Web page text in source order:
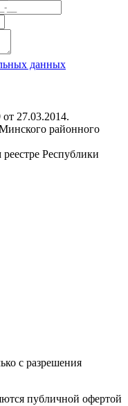
данных
27.03.2014.
районного
Республики
с разрешения
публичной офертой